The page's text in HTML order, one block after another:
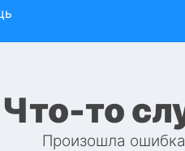
Что-то
Произошла